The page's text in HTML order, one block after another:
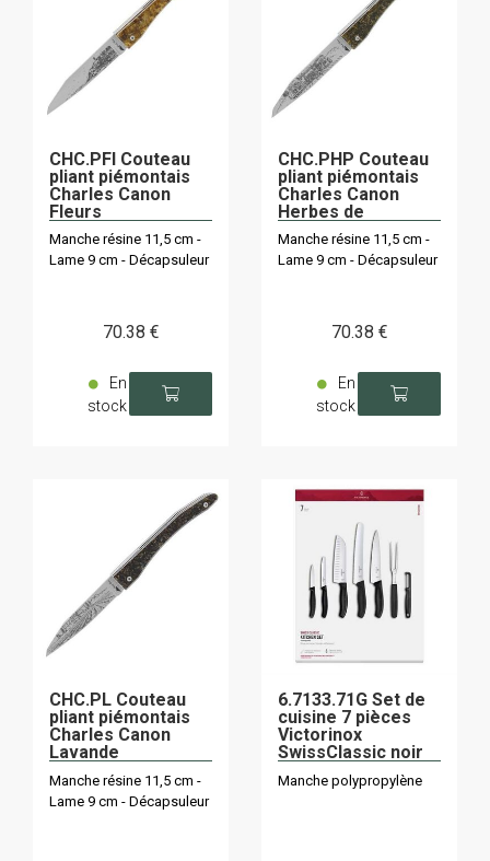
CHC.PFI Couteau
pliant piémontais
Charles Canon
Fleurs
d'immortelles
corses
Manche résine 11,5 cm -
Lame 9 cm - Décapsuleur
70.38 €
En
stock
CHC.PHP Couteau
pliant piémontais
Charles Canon
Herbes de
Provence
Manche résine 11,5 cm -
Lame 9 cm - Décapsuleur
70.38 €
En
stock
CHC.PL Couteau
pliant piémontais
Charles Canon
Lavande
Manche résine 11,5 cm -
Lame 9 cm - Décapsuleur
6.7133.71G Set de
cuisine 7 pièces
Victorinox
SwissClassic noir
Manche polypropylène